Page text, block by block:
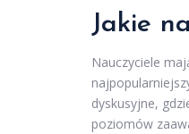
Jakie
Nauczyciele
dyskusyjne,
poziomów